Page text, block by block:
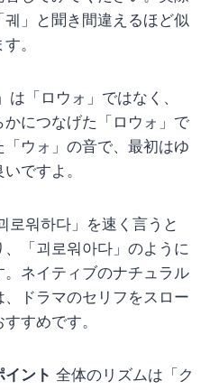
」と聞き間違えるほど似
。
は「ロウォ」ではなく、
かにつなげた「ロウォ」で
ウォ」の音で、最初はゆ
ですよ。
로워하다」を速く言うと
、「괴로워아다」のように
ネイティブのナチュラル
ドラマのセリフをスロー
すめです。
ント 全体のリズムは「ク